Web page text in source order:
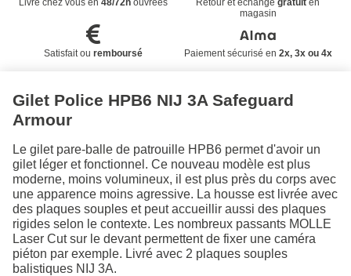
Livré chez vous en 48/72houvrées Retour et échangegratuit en
magasin
Satisfait ou remboursé Paiement sécurisé en 2x, 3x ou 4x
Gilet Police HPB6 NIJ 3A Safeguard
Armour
Le gilet pare-balle de patrouille HPB6 permet d'avoir un
gilet léger et fonctionnel. Ce nouveau modèle est plus
moderne, moins volumineux, il est plus près du corps avec
une apparence moins agressive. La housse est livrée avec
des plaques souples et peut accueillir aussi des plaques
rigides selon le contexte. Les nombreux passants MOLLE
Laser Cut sur le devant permettent de fixer une caméra
piéton par exemple. Livré avec 2 plaques souples
balistiques NIJ 3A.